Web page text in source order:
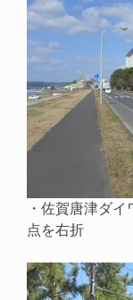
・佐賀唐津ダ
点を右折